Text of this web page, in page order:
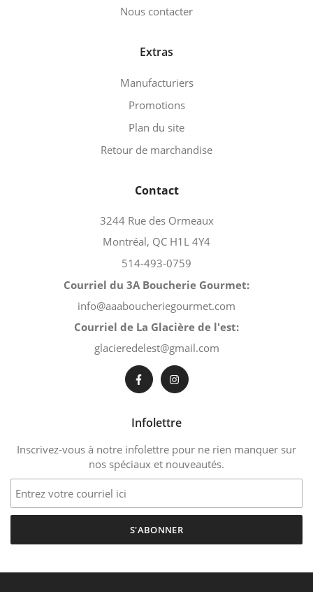
Nous contacter
Extras
Manufacturiers
Promotions
Plan du site
Retour de marchandise
Contact
3244 Rue des Ormeaux
Montréal, QC H1L 4Y4
514-493-0759
Courriel du 3A Boucherie Gourmet:
info@aaaboucheriegourmet.com
Courriel de La Glacière de l'est:
glacieredelest@gmail.com
Infolettre
Inscrivez-vous à notre infolettre pour ne rien manquer sur
nos spéciaux et nouveautés.